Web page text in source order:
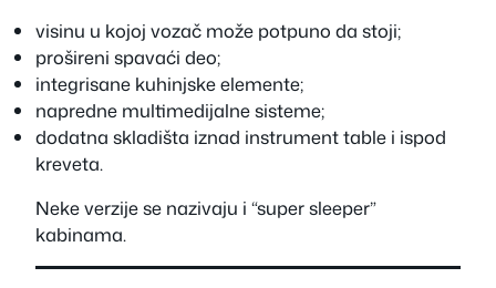
visinu u kojoj vozač može potpuno da stoji;
prošireni spavaći deo;
integrisane kuhinjske elemente;
napredne multimedijalne sisteme;
dodatna skladišta iznad instrument table i ispod
kreveta.
Neke verzije se nazivaju i “super sleeper”
kabinama.